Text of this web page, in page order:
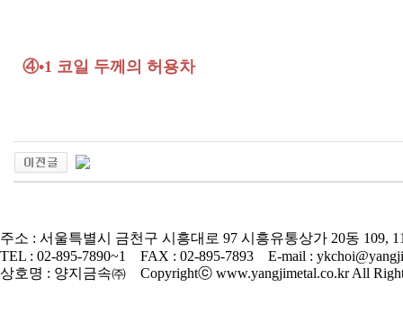
④•1 코일 두께의 허용차
주소 : 서울특별시 금천구 시흥대로 97 시흥유통상가 20동 109,
TEL : 02-895-7890~1 FAX : 02-895-7893 E-mail :
상호명 : 양지금속㈜ Copyrightⓒ www.yangjimetal.co.kr All